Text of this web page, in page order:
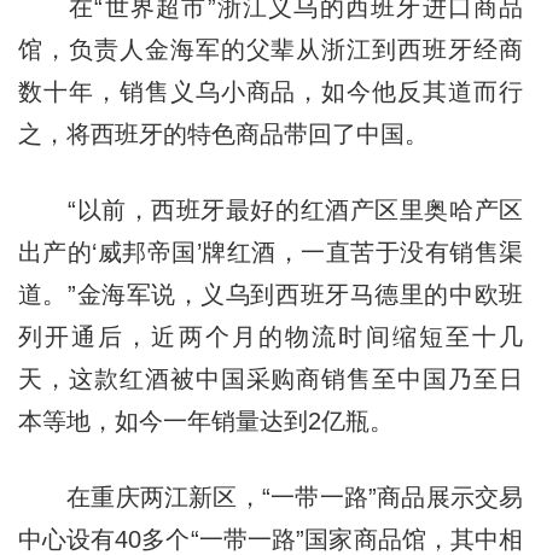
在“世界超市”浙江义乌的西班牙进口商品
馆，负责人金海军的父辈从浙江到西班牙经商
数十年，销售义乌小商品，如今他反其道而行
之，将西班牙的特色商品带回了中国。
“以前，西班牙最好的红酒产区里奥哈产区
出产的‘威邦帝国’牌红酒，一直苦于没有销售渠
道。”金海军说，义乌到西班牙马德里的中欧班
列开通后，近两个月的物流时间缩短至十几
天，这款红酒被中国采购商销售至中国乃至日
本等地，如今一年销量达到2亿瓶。
在重庆两江新区，“一带一路”商品展示交易
中心设有40多个“一带一路”国家商品馆，其中相